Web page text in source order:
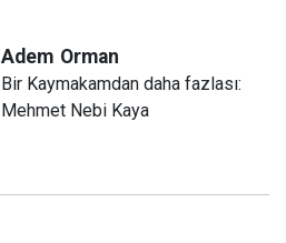
Adem Orman
Bir Kaymakamdan daha fazlası:
Mehmet Nebi Kaya